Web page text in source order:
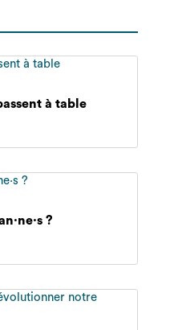
à table
?